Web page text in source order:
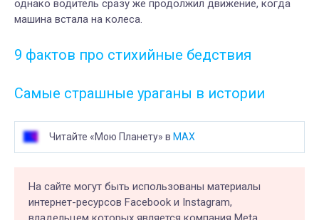
однако водитель сразу же продолжил движение, когда
машина встала на колеса.
9 фактов про стихийные бедствия
Самые страшные ураганы в истории
Читайте «Мою Планету» в MAX
На сайте могут быть использованы материалы
интернет-ресурсов Facebook и Instagram,